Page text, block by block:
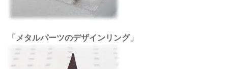
「メタルパーツのデザインリング」